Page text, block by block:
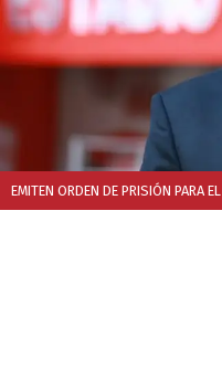
EMITEN ORDEN DE PRISIÓN PARA